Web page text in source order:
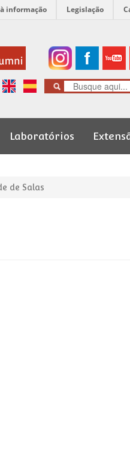
informação Legislação
Laboratórios
de Salas